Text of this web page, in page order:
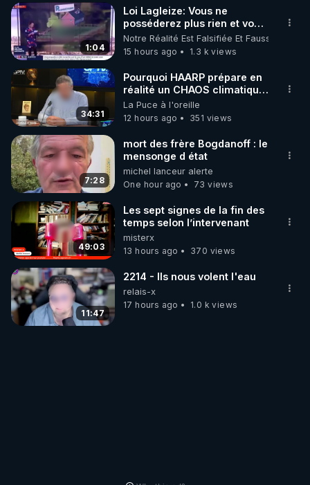
▶ 30 jours gratuit sur l’application de méditation et
de bien-être ENVOL :
Rendez-vous sur https://www.envol.app/code
le code : REGENERE
1:04
Loi Lagleize: Vous ne
posséderez plus rien et vous
serez heureux !
Notre Réalité Est Falsifiée Et Fausse
15 hours ago
1.3 k views
34:31
Pourquoi HAARP prépare en
réalité un CHAOS climatique,
on répond
La Puce à l'oreille
12 hours ago
351 views
7:28
mort des frère Bogdanoff : le
mensonge d état
michel lanceur alerte
One hour ago
73 views
49:03
Les sept signes de la fin des
temps selon l’intervenant
misterx
13 hours ago
370 views
11:47
2214 - Ils nous volent l'eau
relais-x
17 hours ago
1.0 k views